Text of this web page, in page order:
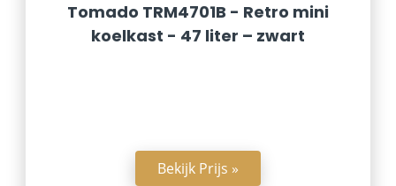
Tomado TRM4701B - Retro mini
koelkast - 47 liter – zwart
Bekijk Prijs »